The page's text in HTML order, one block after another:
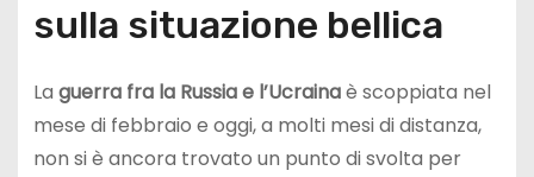
sulla situazione bellica
La guerra fra la Russia e l’Ucrainaè scoppiata nel
mese di febbraio e oggi, a molti mesi di distanza,
non si è ancora trovato un punto di svolta per